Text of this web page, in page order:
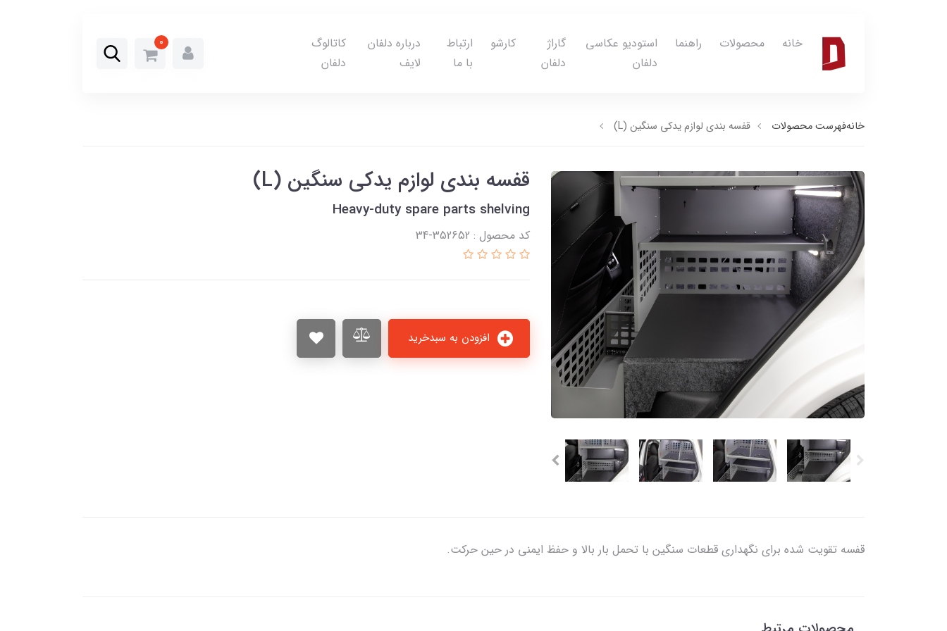
خانه محصولات راهنما
استودیو عکاسی
دلفان
گاراژ
دلفان
کارشو
ارتباط
با ما
درباره دلفان
لایف
کاتالوگ
دلفان
0
خانهفهرست محصولات قفسه بندی لوازم یدکی سنگین (L)
قفسه بندی لوازم یدکی سنگین (L)
Heavy-duty spare parts shelving
کد محصول : 352652-34
قفسه تقویت شده برای نگهداری قطعات سنگین با تحمل بار بالا و حفظ ایمنی در حین حرکت.